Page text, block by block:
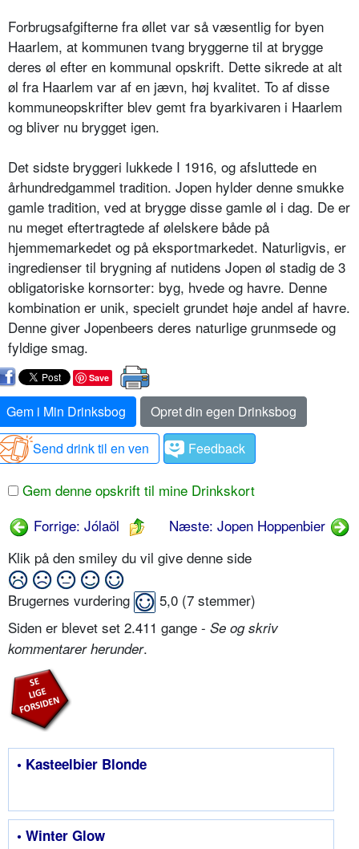
Forbrugsafgifterne fra øllet var så væsentlig for byen
Haarlem, at kommunen tvang bryggerne til at brygge
deres øl efter en kommunal opskrift. Dette sikrede at alt
øl fra Haarlem var af en jævn, høj kvalitet. To af disse
kommuneopskrifter blev gemt fra byarkivaren i Haarlem
og bliver nu brygget igen.
Det sidste bryggeri lukkede I 1916, og afsluttede en
århundredgammel tradition. Jopen hylder denne smukke
gamle tradition, ved at brygge disse gamle øl i dag. De er
nu meget eftertragtede af ølelskere både på
hjemmemarkedet og på eksportmarkedet. Naturligvis, er
ingredienser til brygning af nutidens Jopen øl stadig de 3
obligatoriske kornsorter: byg, hvede og havre. Denne
kombination er unik, specielt grundet høje andel af havre.
Denne giver Jopenbeers deres naturlige grunmsede og
fyldige smag.
Save
Gem i Min Drinksbog
Opret din egen Drinksbog
Send drink til en ven
Feedback
Gem denne opskrift til mine Drinkskort
Forrige: Jólaöl
Næste: Jopen Hoppenbier
Klik på den smiley du vil give denne side
Brugernes vurdering 5,0 (7 stemmer)
Siden er blevet set 2.411 gange - Se og skriv
kommentarer herunder.
• Kasteelbier Blonde
• Winter Glow